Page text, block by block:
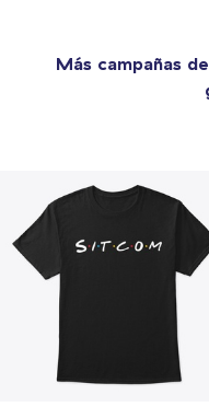
Más campañas de